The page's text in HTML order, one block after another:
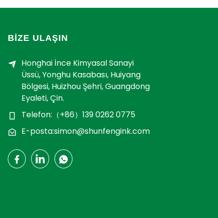
BİZE ULAŞIN
Honghai İnce Kimyasal Sanayi
Üssü, Yonghu Kasabası, Huiyang
Bölgesi, Huizhou Şehri, Guangdong
Eyaleti, Çin.
Telefon:（+86）139 0262 0775
E-posta:simon@shunfengink.com